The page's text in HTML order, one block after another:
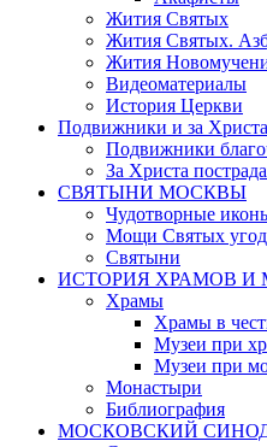
Жития Святых
Жития Святых.
Жития
Видеоматериалы
История Церкви
Подвижники и за
Подвижники
За Христа
СВЯТЫНИ МОСКВЫ
Чудотворные
Мощи Святых
Святыни
ИСТОРИЯ ХРАМОВ И
Храмы
Храмы в
Музеи при
Музеи при
Монастыри
Библиография
МОСКОВСКИЙ